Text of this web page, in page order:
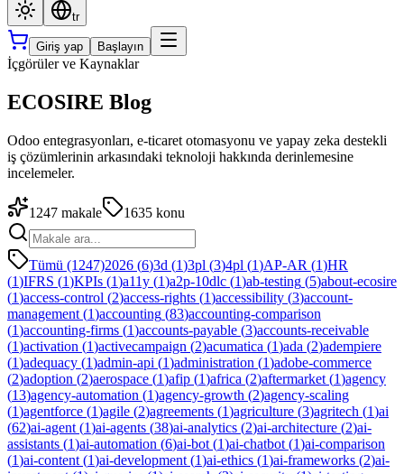
tr
Giriş yap Başlayın
İçgörüler ve Kaynaklar
ECOSIRE Blog
Odoo entegrasyonları, e-ticaret otomasyonu ve yapay zeka destekli
iş çözümlerinin arkasındaki teknoloji hakkında derinlemesine
incelemeler.
1247 makale 1635 konu
Tümü (1247)2026 (6)3d (1)3pl (3)4pl (1)AP-AR (1)HR
(1)IFRS (1)KPIs (1)a11y (1)a2p-10dlc (1)ab-testing (5)about-ecosire
(1)access-control (2)access-rights (1)accessibility (3)account-
management (1)accounting (83)accounting-comparison
(1)accounting-firms (1)accounts-payable (3)accounts-receivable
(1)activation (1)activecampaign (2)acumatica (1)ada (2)adempiere
(1)adequacy (1)admin-api (1)administration (1)adobe-commerce
(2)adoption (2)aerospace (1)afip (1)africa (2)aftermarket (1)agency
(13)agency-automation (1)agency-growth (2)agency-scaling
(1)agentforce (1)agile (2)agreements (1)agriculture (3)agritech (1)ai
(62)ai-agent (1)ai-agents (38)ai-analytics (2)ai-architecture (2)ai-
assistants (1)ai-automation (6)ai-bot (1)ai-chatbot (1)ai-comparison
(1)ai-content (1)ai-development (1)ai-ethics (1)ai-frameworks (2)ai-